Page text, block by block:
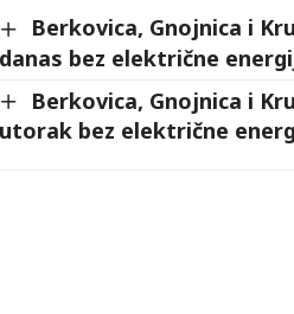
Berkovica, Gnojnica i
danas bez električne
Berkovica, Gnojnica i
utorak bez električne